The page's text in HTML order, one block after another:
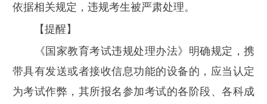
依据相关规定，违规考生被严肃处理。
【提醒】
《国家教育考试违规处理办法》明确规定，携
带具有发送或者接收信息功能的设备的，应当认定
为考试作弊，其所报名参加考试的各阶段、各科成